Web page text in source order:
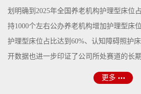
划明确到2025年全国养老机构护理型床位
持1000个左右公办养老机构增加护理型床
护理型床位占比达到60%、认知障碍照护
开数据也进一步印证了公司所处赛道的长期
更多